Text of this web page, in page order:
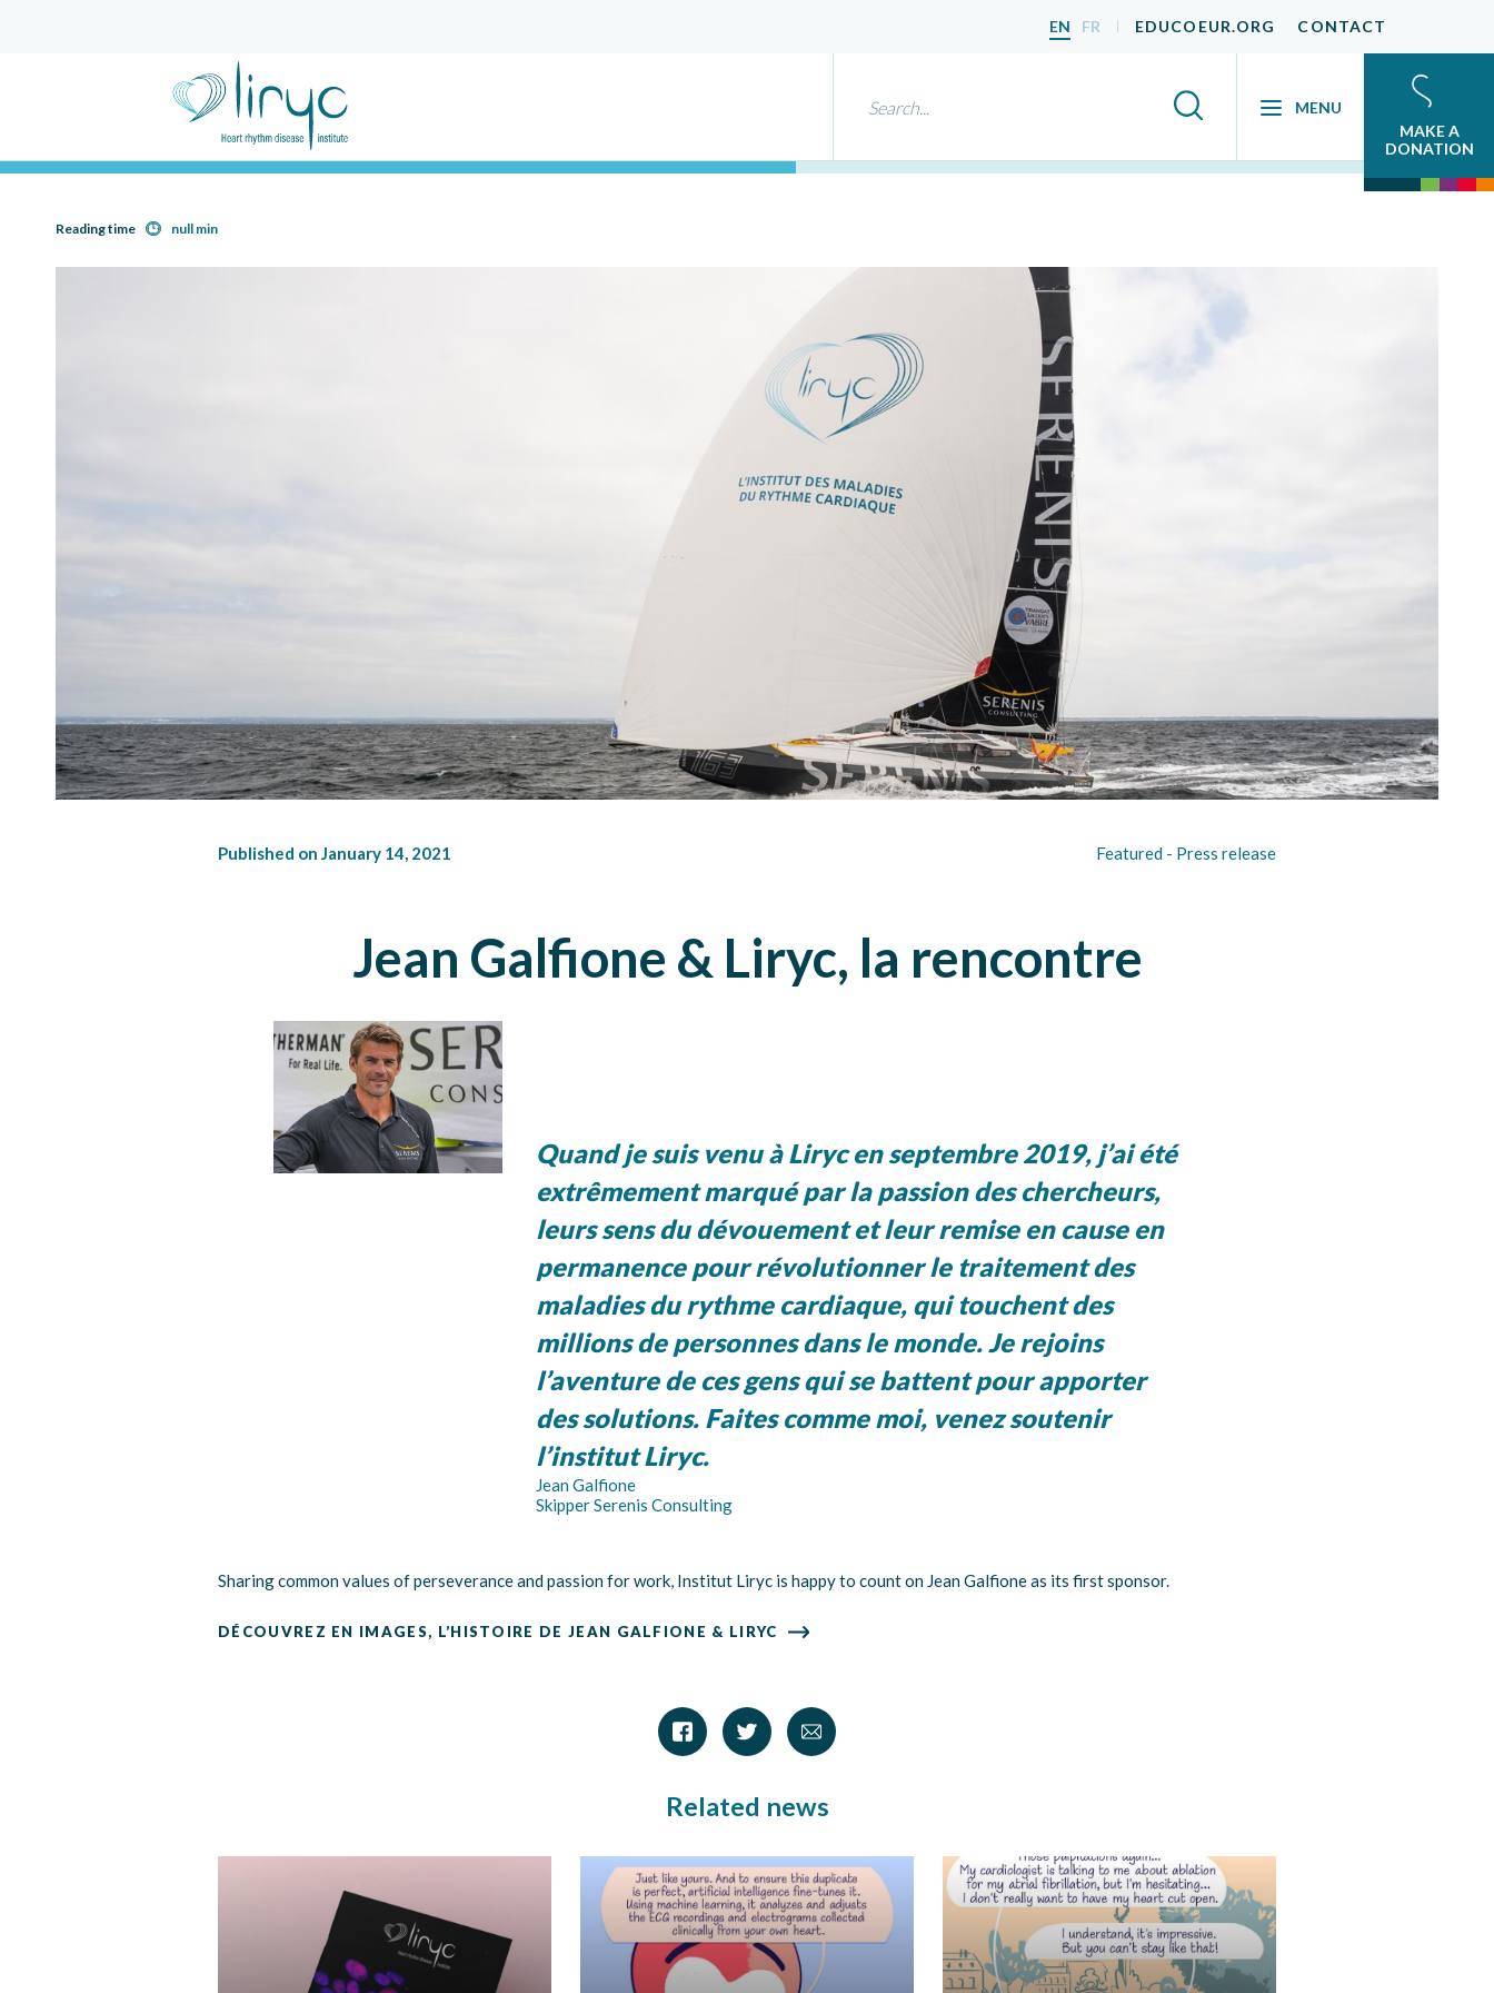
EN FR EDUCOEUR.ORG CONTACT
MENU
MAKE A
DONATION
Reading time null min
Published on January 14, 2021 Featured - Press release
Jean Galfione & Liryc, la rencontre
Quand je suis venu à Liryc en septembre 2019, j’ai été
extrêmement marqué par la passion des chercheurs,
leurs sens du dévouement et leur remise en cause en
permanence pour révolutionner le traitement des
maladies du rythme cardiaque, qui touchent des
millions de personnes dans le monde. Je rejoins
l’aventure de ces gens qui se battent pour apporter
des solutions. Faites comme moi, venez soutenir
l’institut Liryc.
Jean Galfione
Skipper Serenis Consulting
Sharing common values of perseverance and passion for work, Institut Liryc is happy to count on Jean Galfione as its first sponsor.
DÉCOUVREZ EN IMAGES, L’HISTOIRE DE JEAN GALFIONE & LIRYC
Related news